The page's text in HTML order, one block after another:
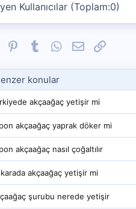
Kullanıcılar (Toplam:0)
PinterestTumblrWhatsApp
E-postaLink
konular
akçaağaç yetişir mi
akçaağaç yaprak döker mi
akçaağaç nasıl çoğaltılır
akçaağaç yetişir mi
şurubu nerede yetişir